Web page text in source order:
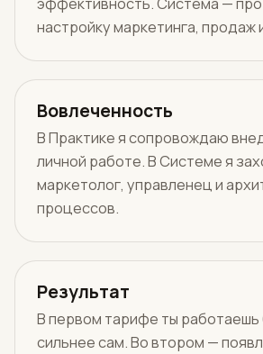
настройку маркетинга, продаж
Вовлеченность
В Практике я сопровождаю
личной работе. В Системе я
маркетолог, управленец и
процессов.
Результат
В первом тарифе ты работаешь
сильнее сам. Во втором —